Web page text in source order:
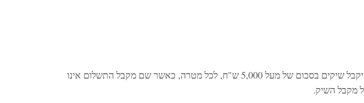
– אדם שאינו עוסק, לא יקבל שיקים בסכום של מעל 5,000 ש"ח, לכל מטרה, כאשר שם מקבל התשלום אינו
מקבל השיק.